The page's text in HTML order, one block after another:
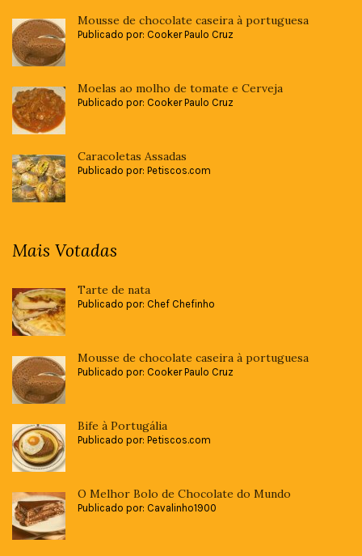
Mousse de chocolate caseira à portuguesa
Publicado por: Cooker Paulo Cruz
Moelas ao molho de tomate e Cerveja
Publicado por: Cooker Paulo Cruz
Caracoletas Assadas
Publicado por: Petiscos.com
Mais Votadas
Tarte de nata
Publicado por: Chef Chefinho
Mousse de chocolate caseira à portuguesa
Publicado por: Cooker Paulo Cruz
Bife à Portugália
Publicado por: Petiscos.com
O Melhor Bolo de Chocolate do Mundo
Publicado por: Cavalinho1900